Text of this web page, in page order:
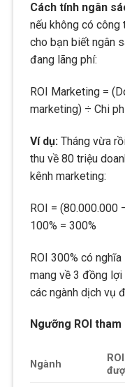
Cách tính ngân
nếu không có
cho bạn biết ngân
đang lãng phí:
ROI Marketing =
marketing) ÷ Chi
Ví dụ: Tháng vừa
thu về 80 triệu
kênh marketing:
ROI = (80.000.000
100% = 300%
ROI 300% có
mang về 3 đồng
các ngành dịch vụ
Ngưỡng ROI
Ngành